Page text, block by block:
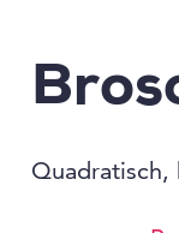
Quadratisch,